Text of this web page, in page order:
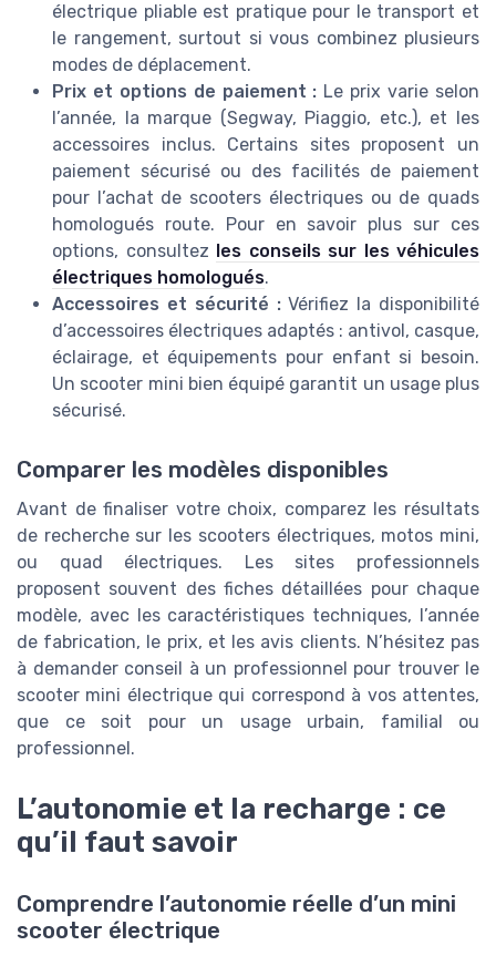
électrique pliable est pratique pour le transport et
le rangement, surtout si vous combinez plusieurs
modes de déplacement.
Prix et options de paiement : Le prix varie selon
l’année, la marque (Segway, Piaggio, etc.), et les
accessoires inclus. Certains sites proposent un
paiement sécurisé ou des facilités de paiement
pour l’achat de scooters électriques ou de quads
homologués route. Pour en savoir plus sur ces
options, consultez
les conseils sur les véhicules
électriques homologués.
Accessoires et sécurité :Vérifiez la disponibilité
d’accessoires électriques adaptés : antivol, casque,
éclairage, et équipements pour enfant si besoin.
Un scooter mini bien équipé garantit un usage plus
sécurisé.
Comparer les modèles disponibles
Avant de finaliser votre choix, comparez les résultats
de recherche sur les scooters électriques, motos mini,
ou quad électriques. Les sites professionnels
proposent souvent des fiches détaillées pour chaque
modèle, avec les caractéristiques techniques, l’année
de fabrication, le prix, et les avis clients. N’hésitez pas
à demander conseil à un professionnel pour trouver le
scooter mini électrique qui correspond à vos attentes,
que ce soit pour un usage urbain, familial ou
professionnel.
L’autonomie et la recharge : ce
qu’il faut savoir
Comprendre l’autonomie réelle d’un mini
scooter électrique